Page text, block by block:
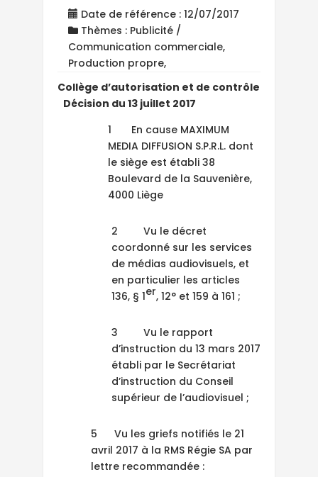
Date de référence : 12/07/2017
Thèmes : Publicité /
Communication commerciale,
Production propre,
Collège d’autorisation et de contrôle
Décision du 13 juillet 2017
1 En cause MAXIMUM
MEDIA DIFFUSION S.P.R.L. dont
le siège est établi 38
Boulevard de la Sauvenière,
4000 Liège
2 Vu le décret
coordonné sur les services
de médias audiovisuels, et
en particulier les articles
136, § 1er, 12° et 159 à 161 ;
3 Vu le rapport
d’instruction du 13 mars 2017
établi par le Secrétariat
d’instruction du Conseil
supérieur de l’audiovisuel ;
5 Vu les griefs notifiés le 21
avril 2017 à la RMS Régie SA par
lettre recommandée :